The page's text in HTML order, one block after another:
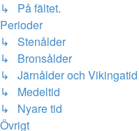
↳ På fältet.
Perioder
↳ Stenålder
↳ Bronsålder
↳ Järnålder och Vikingatid
↳ Medeltid
↳ Nyare tid
Övrigt